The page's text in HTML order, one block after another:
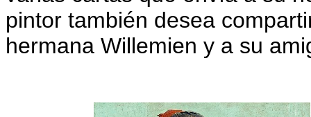
pintor también desea
hermana Willemien y a su